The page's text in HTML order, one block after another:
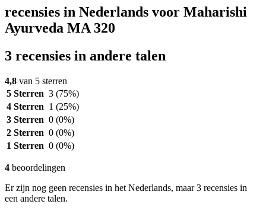
recensies in Nederlands voor Maharishi
Ayurveda MA 320
3 recensies in andere talen
4,8 van 5 sterren
5 Sterren 3 (75%)
4 Sterren 1 (25%)
3 Sterren 0 (0%)
2 Sterren 0 (0%)
1 Sterren 0 (0%)
4 beoordelingen
Er zijn nog geen recensies in het Nederlands, maar 3 recensies in
een andere talen.